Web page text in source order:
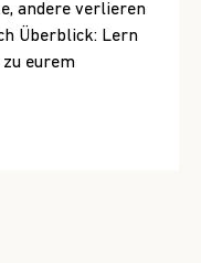
andere verlieren
Überblick: Lern
eurem